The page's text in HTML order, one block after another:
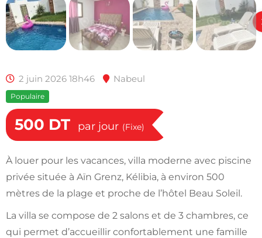
2 juin 2026 18h46 Nabeul
Populaire
500 DT par jour (Fixe)
À louer pour les vacances, villa moderne avec piscine
privée située à Aïn Grenz, Kélibia, à environ 500
mètres de la plage et proche de l’hôtel Beau Soleil.
La villa se compose de 2 salons et de 3 chambres, ce
qui permet d’accueillir confortablement une famille